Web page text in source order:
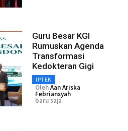
Guru Besar KGI
Rumuskan Agenda
Transformasi
Kedokteran Gigi
IPTEK
OlehAan Ariska
Febriansyah
baru saja